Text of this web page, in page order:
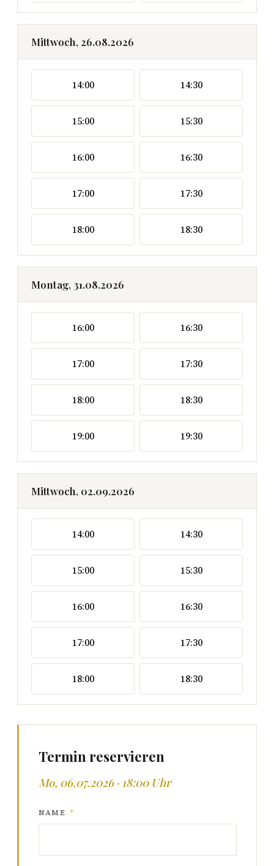
Mittwoch, 26.08.2026
14:00 14:30
15:00 15:30
16:00 16:30
17:00 17:30
18:00 18:30
Montag, 31.08.2026
16:00 16:30
17:00 17:30
18:00 18:30
19:00 19:30
Mittwoch, 02.09.2026
14:00 14:30
15:00 15:30
16:00 16:30
17:00 17:30
18:00 18:30
Termin reservieren
Mo, 06.07.2026 · 18:00 Uhr
NAME *